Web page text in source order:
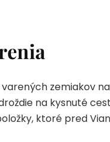
zemiakov
na kysnuté
ktoré pred